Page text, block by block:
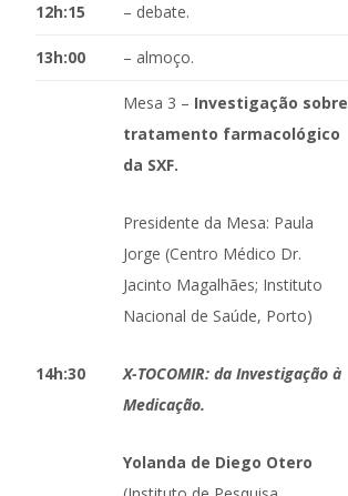
12h:15 – debate.
13h:00 – almoço.
14h:30
Mesa 3 – Investigação sobre
tratamento farmacológico
da SXF.
Presidente da Mesa: Paula
Jorge (Centro Médico Dr.
Jacinto Magalhães; Instituto
Nacional de Saúde, Porto)
X-TOCOMIR: da Investigação à
Medicação.
Yolanda de Diego Otero